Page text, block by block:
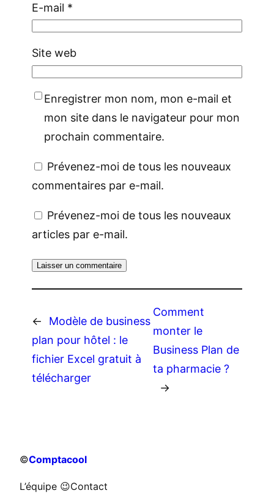
E-mail *
Site web
Enregistrer mon nom, mon e-mail et
mon site dans le navigateur pour mon
prochain commentaire.
Prévenez-moi de tous les nouveaux
commentaires par e-mail.
Prévenez-moi de tous les nouveaux
articles par e-mail.
←
Modèle de business
plan pour hôtel : le
fichier Excel gratuit à
télécharger
Comment
monter le
Business Plan de
ta pharmacie ?
→
©Comptacool
L’équipe 😉Contact